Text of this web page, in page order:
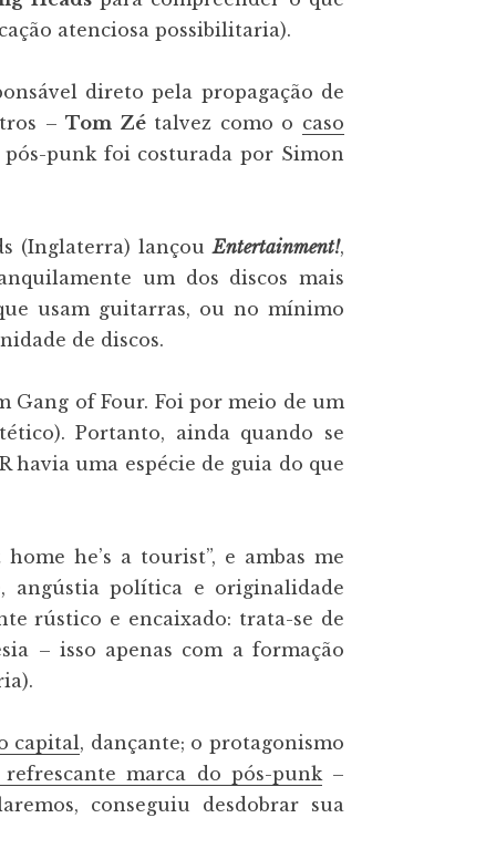
atenciosa possibilitaria).
direto pela propagação de
–Tom Zétalvez como o caso
punk foi costurada por Simon
(Inglaterra) lançouEntertainment!,
um dos discos mais
usam guitarras, ou no mínimo
de discos.
of Four. Foi por meio de um
Portanto, ainda quando se
havia uma espécie de guia do que
he’s a tourist”, e ambas me
angústia política e originalidade
rústico e encaixado: trata-se de
– isso apenas com a formação
capital, dançante; o protagonismo
marca do pós-punk–
conseguiu desdobrar sua